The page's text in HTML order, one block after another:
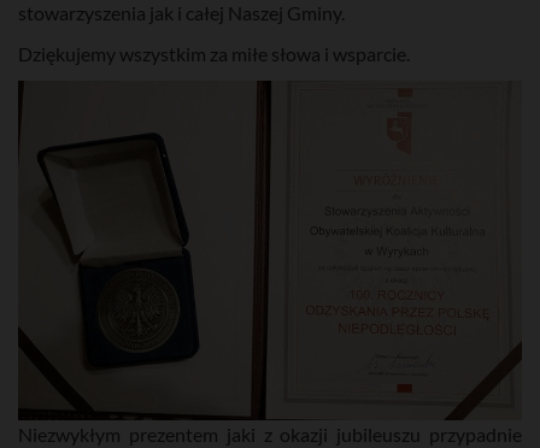
stowarzyszenia jak i całej Naszej Gminy.
Dziękujemy wszystkim za miłe słowa i wsparcie.
Niezwykłym prezentem jaki z okazji jubileuszu przypadnie